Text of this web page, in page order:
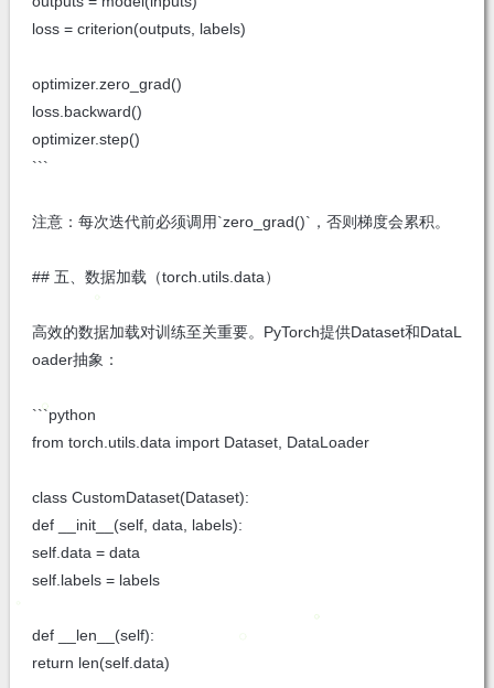
loss = criterion(outputs, labels)
optimizer.zero_grad()
loss.backward()
optimizer.step()
```
注意：每次迭代前必须调用`zero_grad()`，否则梯度会累积。
## 五、数据加载（torch.utils.data）
高效的数据加载对训练至关重要。PyTorch提供Dataset和DataL
oader抽象：
```python
from torch.utils.data import Dataset, DataLoader
class CustomDataset(Dataset):
def __init__(self, data, labels):
self.data = data
self.labels = labels
def __len__(self):
return len(self.data)